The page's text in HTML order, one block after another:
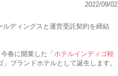
2022/09/02
ディングスと運営受託契約を締結
今春に開業した「 ホテルインディゴ軽
ブランドホテルとして誕生します。